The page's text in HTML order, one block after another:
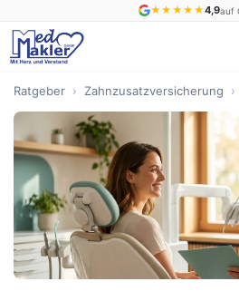
★ ★ ★ ★ ★4,9auf
Ratgeber › Zahnzusatzversicherung ›